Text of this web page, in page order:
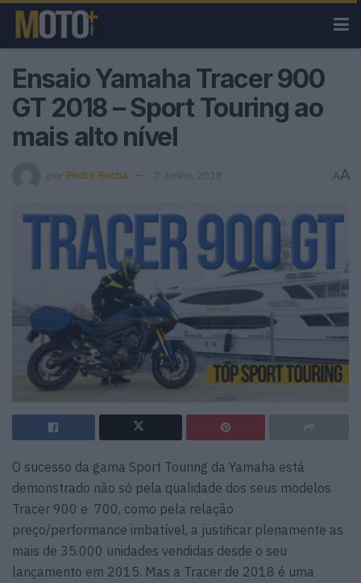
Ensaio Yamaha Tracer 900
GT 2018 – Sport Touring ao
mais alto nível
por Pedro Rocha 7 Junho, 2018 AA
O sucesso da gama Sport Touring da Yamaha está
demonstrado não só pela qualidade dos seus modelos
Tracer 900 e 700, como pela relação
preço/performance imbatível, a justificar plenamente as
mais de 35.000 unidades vendidas desde o seu
lançamento em 2015. Mas a Tracer de 2018 é uma